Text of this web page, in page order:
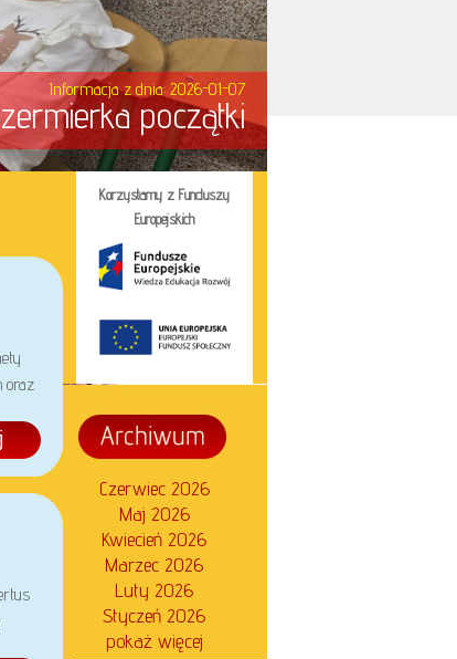
Informacja z dnia: 2026-01-07
początki
oraz
Korzystamy z Funduszy
Europejskich
Czerwiec 2026
Maj 2026
Kwiecień 2026
Marzec 2026
Luty 2026
Styczeń 2026
pokaż więcej